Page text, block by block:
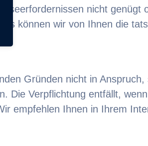
nicht genügt
können wir von Ihnen die
Gründen nicht in Anspruch,
Die Verpflichtung entfällt,
empfehlen Ihnen in Ihrem